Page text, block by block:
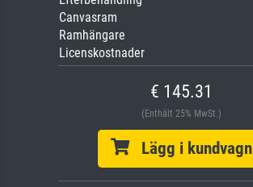
Canvasram
Ramhängare
Licenskostnader
€ 145.31
(Enthält 25% MwSt.)
Lägg i kundvagn